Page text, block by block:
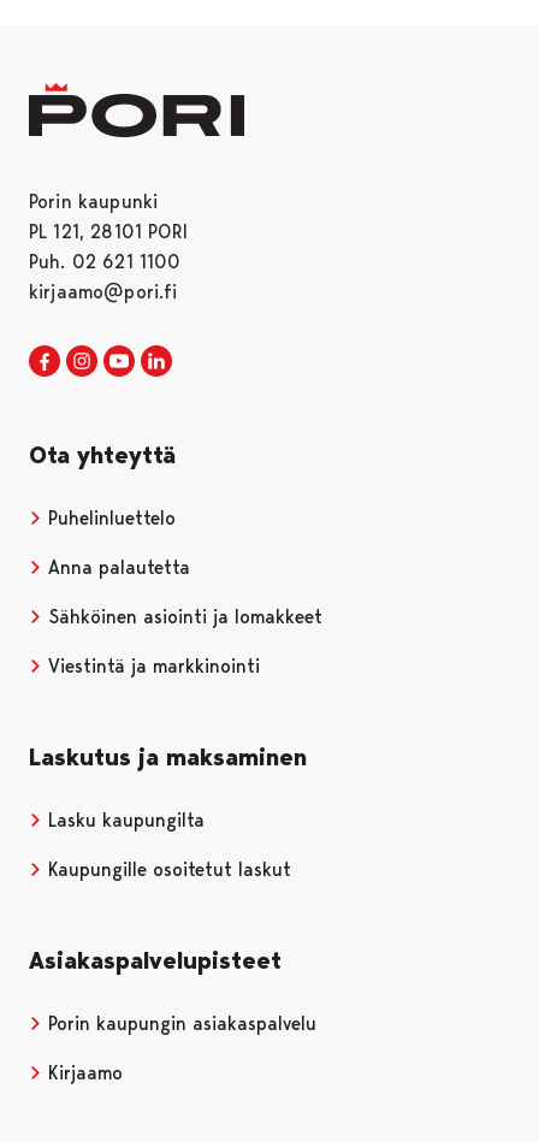
Porin kaupunki
PL 121, 28101 PORI
Puh. 02 621 1100
kirjaamo@pori.fi
Porin kaupunki Facebookissa
Avautuu uudessa välilehdessä
Porin kaupunki Instagramissa
Avautuu uudessa välilehdessä
Porin kaupunki Youtubessa
Avautuu uudessa välilehdessä
Ota yhteyttä
Puhelinluettelo
Anna palautetta
Sähköinen asiointi ja lomakkeet
Viestintä ja markkinointi
Laskutus ja maksaminen
Lasku kaupungilta
Kaupungille osoitetut laskut
Asiakaspalvelupisteet
Porin kaupungin asiakaspalvelu
Kirjaamo